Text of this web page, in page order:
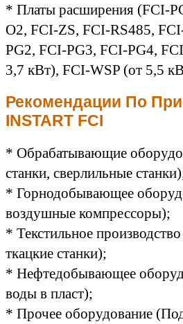
* Платы расширения (FCI-
О2, FCI-ZS, FCI-RS485,
PG2, FCI-PG3, FCI-PG4,
3,7 кВт), FCI-WSP (от 5,5
Рекомендации По
INSTART FCI
* Обрабатывающие
станки, сверлильные
* Горнодобывающее
воздушные компрессоры);
* Текстильное
ткацкие станки);
* Нефтедобывающее
воды в пласт);
* Прочее оборудование